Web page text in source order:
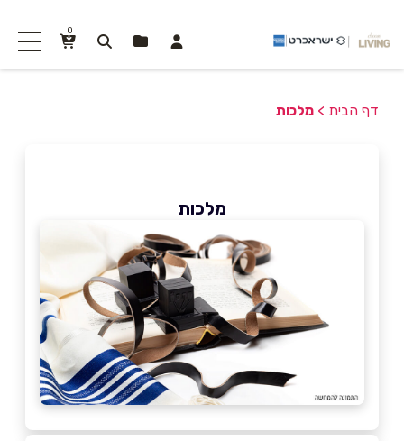
0
דף הבית > מלכות
מלכות